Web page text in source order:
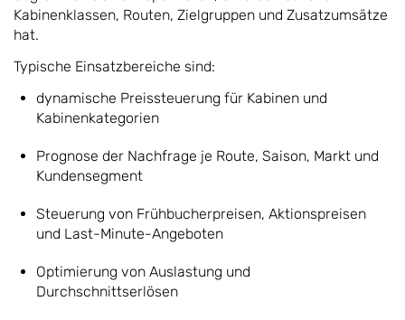
Kabinenklassen, Routen, Zielgruppen und Zusatzumsätze
hat.
Typische Einsatzbereiche sind:
dynamische Preissteuerung für Kabinen und
Kabinenkategorien
Prognose der Nachfrage je Route, Saison, Markt und
Kundensegment
Steuerung von Frühbucherpreisen, Aktionspreisen
und Last-Minute-Angeboten
Optimierung von Auslastung und
Durchschnittserlösen